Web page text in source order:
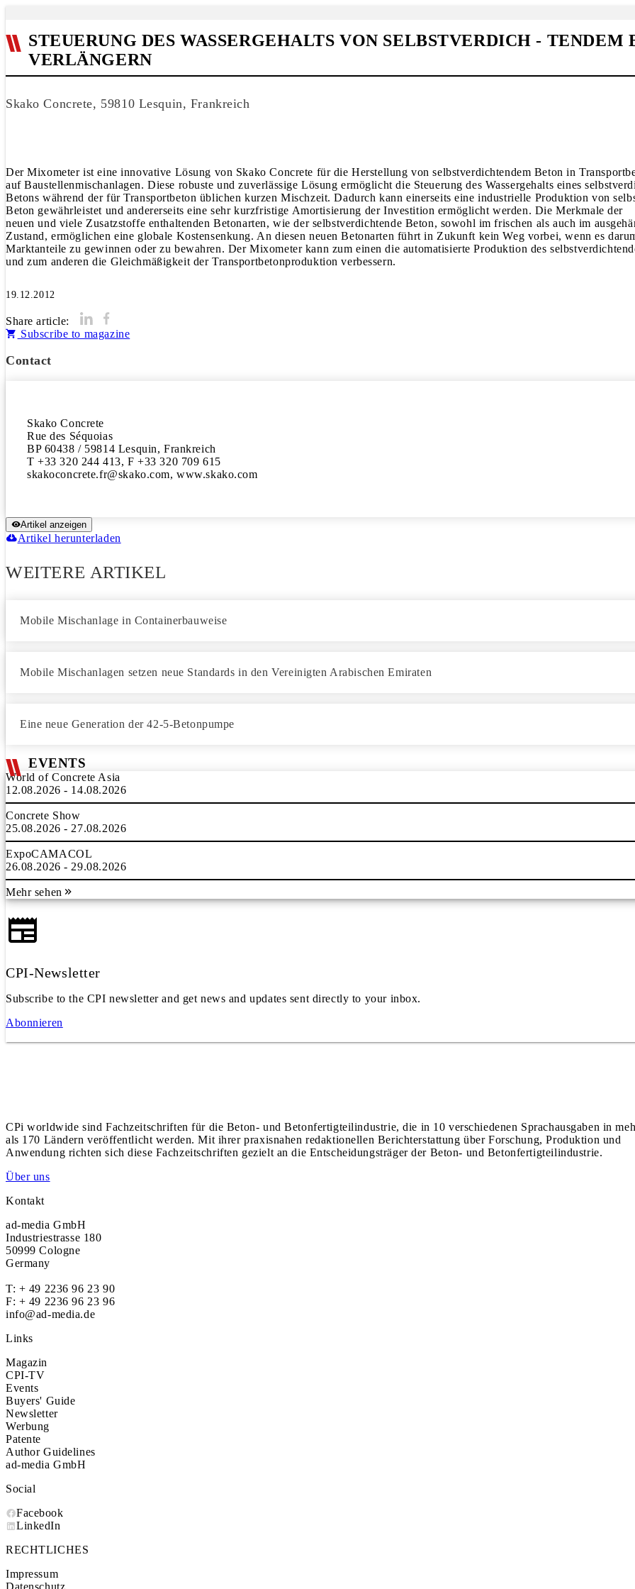
STEUERUNG DES WASSERGEHALTS VON SELBSTVERDICH -
VERLÄNGERN
Skako Concrete, 59810 Lesquin, Frankreich
Der Mixometer ist eine innovative Lösung von Skako Concrete für die Herstellung von selbstverdichtendem Beton in
auf Baustellenmischanlagen. Diese robuste und zuverlässige Lösung ermöglicht die Steuerung des Wassergehalts eines
Betons während der für Transportbeton üblichen kurzen Mischzeit. Dadurch kann einerseits eine industrielle Produktion von
Beton gewährleistet und andererseits eine sehr kurzfristige Amortisierung der Investition ermöglicht werden. Die Merkmale der
neuen und viele Zusatzstoffe enthaltenden Betonarten, wie der selbstverdichtende Beton, sowohl im frischen als auch im
Zustand, ermöglichen eine globale Kostensenkung. An diesen neuen Betonarten führt in Zukunft kein Weg vorbei, wenn es
Marktanteile zu gewinnen oder zu bewahren. Der Mixometer kann zum einen die automatisierte Produktion des
und zum anderen die Gleichmäßigkeit der Transportbetonproduktion verbessern.
19.12.2012
Share article:
Subscribe to magazine
Contact
Skako Concrete
Rue des Séquoias
BP 60438 / 59814 Lesquin, Frankreich
T +33 320 244 413, F +33 320 709 615
Artikel anzeigen
Artikel herunterladen
WEITERE ARTIKEL
Mobile Mischanlage in Containerbauweise
Mobile Mischanlagen setzen neue Standards in den Vereinigten Arabischen Emiraten
Eine neue Generation der 42-5-Betonpumpe
EVENTS
World of Concrete Asia
12.08.2026 - 14.08.2026
Concrete Show
25.08.2026 - 27.08.2026
ExpoCAMACOL
26.08.2026 - 29.08.2026
Mehr sehen
CPI-Newsletter
Subscribe to the CPI newsletter and get news and updates sent directly to your inbox.
Abonnieren
CPi worldwide sind Fachzeitschriften für die Beton- und Betonfertigteilindustrie, die in 10 verschiedenen Sprachausgaben in
als 170 Ländern veröffentlicht werden. Mit ihrer praxisnahen redaktionellen Berichterstattung über Forschung, Produktion und
Anwendung richten sich diese Fachzeitschriften gezielt an die Entscheidungsträger der Beton- und Betonfertigteilindustrie.
Über uns
Kontakt
ad-media GmbH
Industriestrasse 180
50999 Cologne
Germany
T: + 49 2236 96 23 90
F: + 49 2236 96 23 96
info@ad-media.de
Links
Magazin
CPI-TV
Events
Buyers' Guide
Newsletter
Werbung
Patente
Author Guidelines
ad-media GmbH
Social
Facebook
LinkedIn
RECHTLICHES
Impressum
Datenschutz